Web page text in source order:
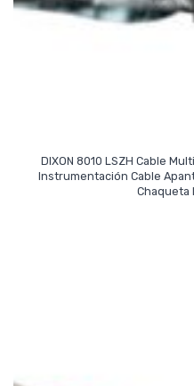
DIXON 8010 LSZH Cable
Instrumentación Cable
Chaqueta